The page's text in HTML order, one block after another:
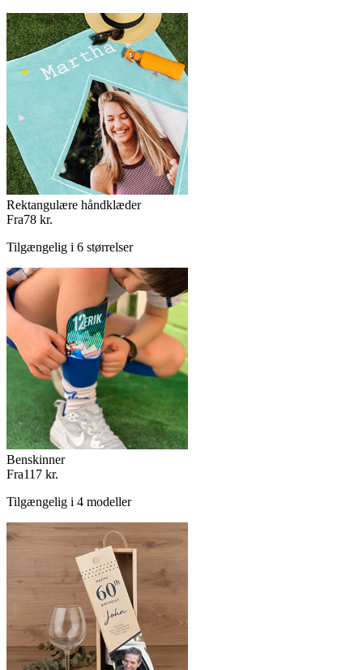
Rektangulære håndklæder
Fra78 kr.
Tilgængelig i 6 størrelser
Benskinner
Fra117 kr.
Tilgængelig i 4 modeller